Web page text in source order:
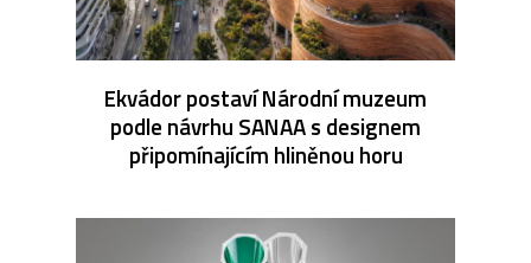
Ekvádor postaví Národní muzeum
podle návrhu SANAA s designem
připomínajícím hliněnou horu